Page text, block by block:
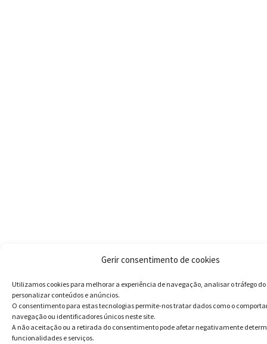
Gerir consentimento de cookies
Utilizamos cookies para melhorar a experiência de navegação, analisar o tráfego do
personalizar conteúdos e anúncios.
O consentimento para estas tecnologias permite-nos tratar dados como o
navegação ou identificadores únicos neste site.
A não aceitação ou a retirada do consentimento pode afetar negativamente
funcionalidades e serviços.